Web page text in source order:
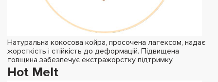
Натуральна кокосова койра, просочена латексом, надає
жорсткість і стійкість до деформацій. Підвищена
товщина забезпечує екстражорстку підтримку.
Hot Melt